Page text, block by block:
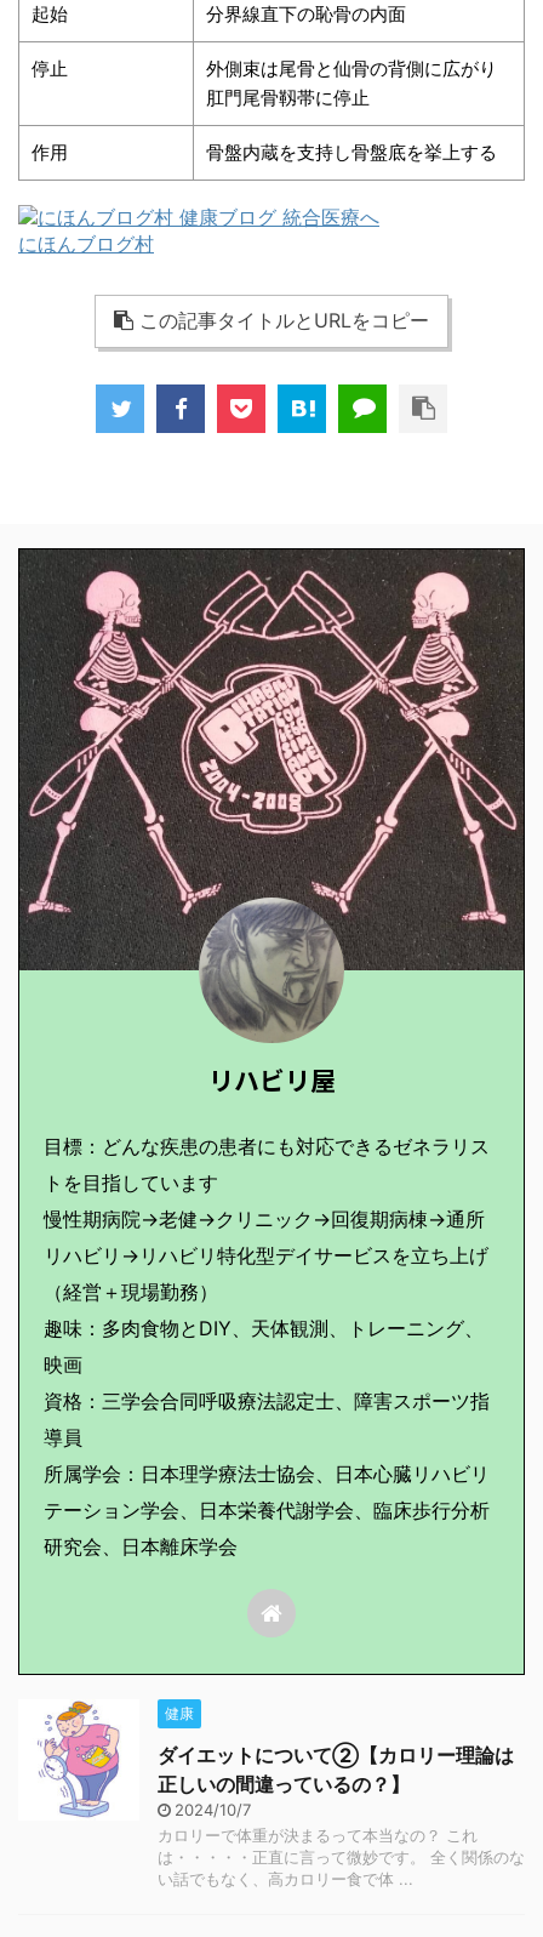
起始 分界線直下の恥骨の内面
停止
外側束は尾骨と仙骨の背側に広がり
肛門尾骨靱帯に停止
作用 骨盤内蔵を支持し骨盤底を挙上する
にほんブログ村
この記事タイトルとURLをコピー
リハビリ屋
目標：どんな疾患の患者にも対応できるゼネラリス
トを目指しています
慢性期病院→老健→クリニック→回復期病棟→通所
リハビリ→リハビリ特化型デイサービスを立ち上げ
（経営＋現場勤務）
趣味：多肉食物とDIY、天体観測、トレーニング、
映画
資格：三学会合同呼吸療法認定士、障害スポーツ指
導員
所属学会：日本理学療法士協会、日本心臓リハビリ
テーション学会、日本栄養代謝学会、臨床歩行分析
研究会、日本離床学会
健康
ダイエットについて②【カロリー理論は
正しいの間違っているの？】
2024/10/7
カロリーで体重が決まるって本当なの？ これ
は・・・・・正直に言って微妙です。 全く関係のな
い話でもなく、高カロリー食で体 ...